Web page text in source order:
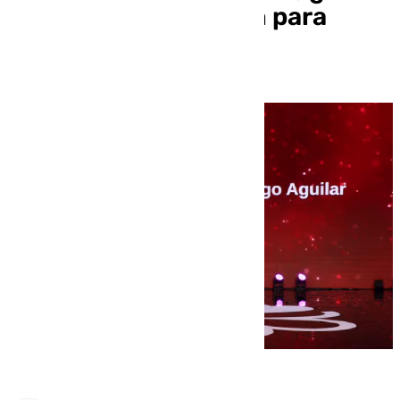
otra Estrella Michelin para